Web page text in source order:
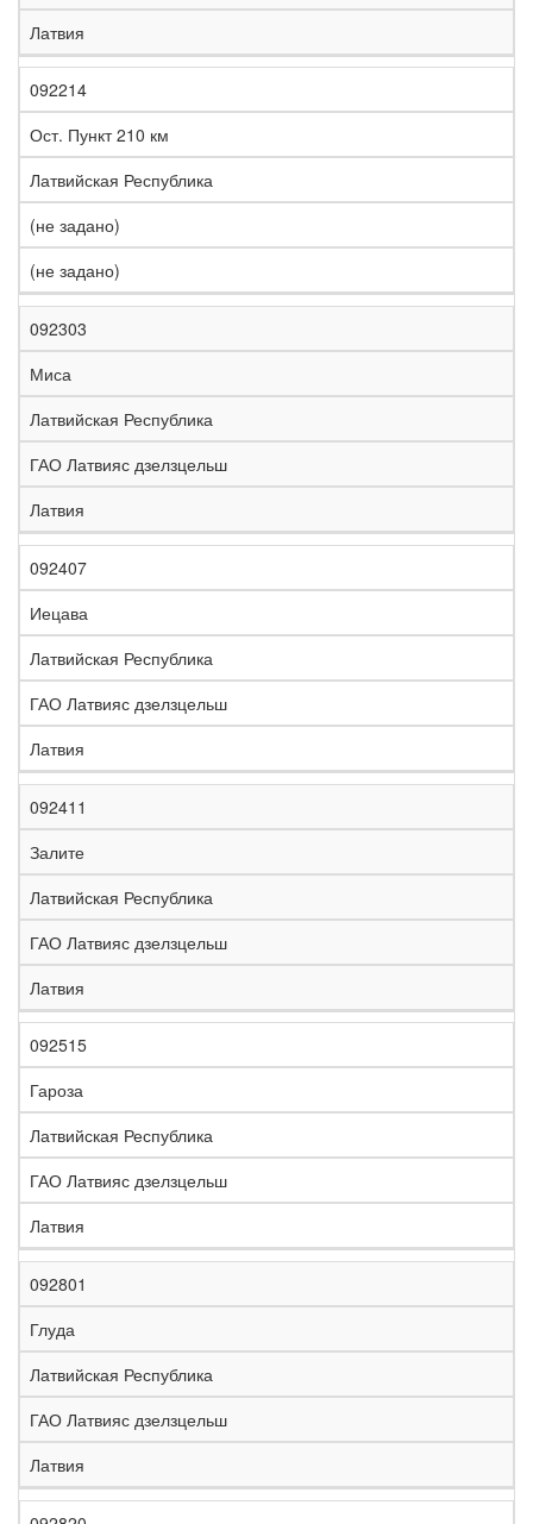
Латвия
092214
Ост. Пункт 210 км
Латвийская Республика
(не задано)
(не задано)
092303
Миса
Латвийская Республика
ГАО Латвияс дзелзцельш
Латвия
092407
Иецава
Латвийская Республика
ГАО Латвияс дзелзцельш
Латвия
092411
Залите
Латвийская Республика
ГАО Латвияс дзелзцельш
Латвия
092515
Гароза
Латвийская Республика
ГАО Латвияс дзелзцельш
Латвия
092801
Глуда
Латвийская Республика
ГАО Латвияс дзелзцельш
Латвия